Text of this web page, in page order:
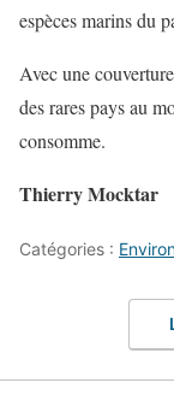
espèces marins du
Avec une
des rares pays au
consomme.
Thierry Mocktar
Catégories :